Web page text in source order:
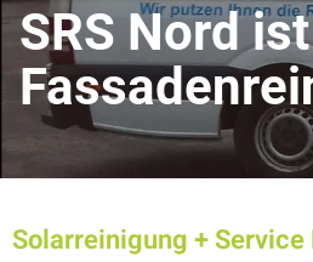
SRS Nord
Solarreinigung + Service